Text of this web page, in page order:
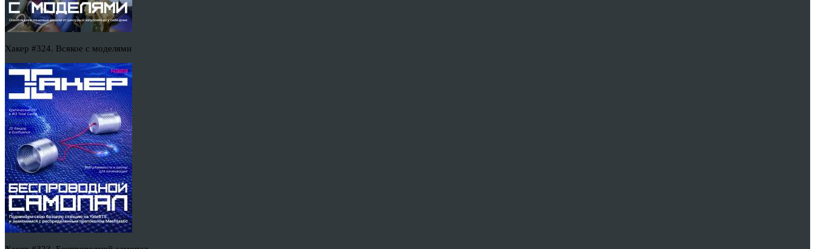
Хакер #324. Всякое с моделями